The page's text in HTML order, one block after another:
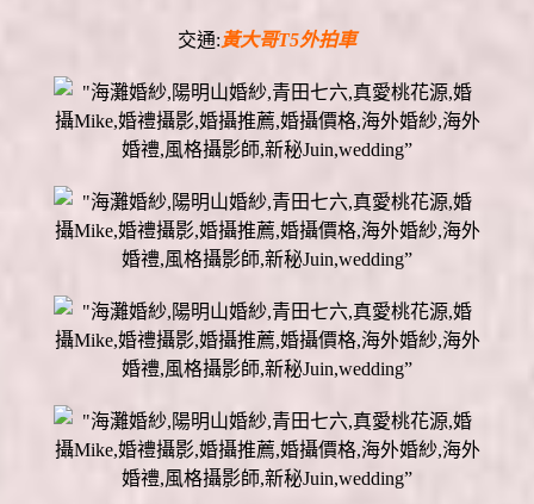
交通:黃大哥T5外拍車